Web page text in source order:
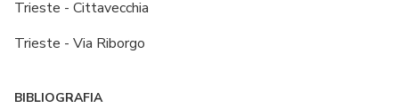
Trieste - Cittavecchia
Trieste - Via Riborgo
BIBLIOGRAFIA